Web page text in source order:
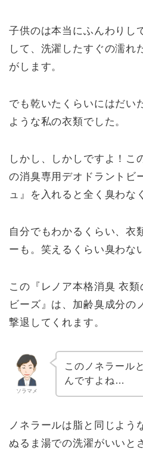
子供のは本当にふんわりし
して、洗濯したすぐの濡れ
がします。
でも乾いたくらいにはだい
ような私の衣類でした。
しかし、しかしですよ！こ
の消臭専用デオドラントビ
ュ』を入れると全く臭わな
自分でもわかるくらい、衣
ーも。笑えるくらい臭わな
この『レノア本格消臭 衣
ビーズ』は、加齢臭成分の
撃退してくれます。
ソラマメ
このノネラール
んですよね…
ノネラールは脂と同じよう
ぬるま湯での洗濯がいいと